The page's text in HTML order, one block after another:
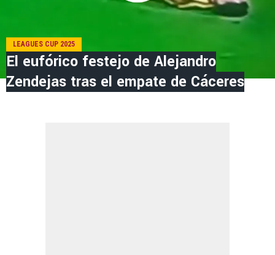
LEAGUES CUP 2025
El eufórico festejo de Alejandro
Zendejas tras el empate de Cáceres